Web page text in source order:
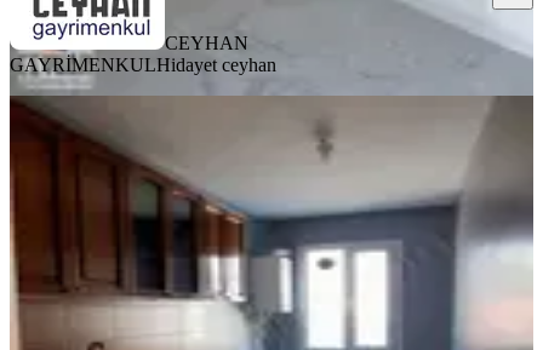
CEYHAN
GAYRİMENKULHidayet ceyhan
BALKONLU
Akhisar, Paşa Mahallesi
2+1· 80 m²·1. Kat·06.08.2026
17.000 ₺